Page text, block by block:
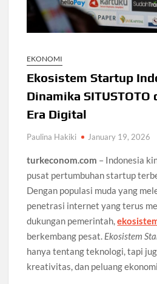
EKONOMI
Ekosistem Startup
Dinamika SITUSTOTO
Era Digital
Paulina Hakiki January 19, 2026
turkeconom.com – Indonesia
pusat pertumbuhan startup
Dengan populasi muda yang
penetrasi internet yang terus
dukungan pemerintah,
berkembang pesat. Ekosistem
hanya tentang teknologi, tapi
kreativitas, dan peluang